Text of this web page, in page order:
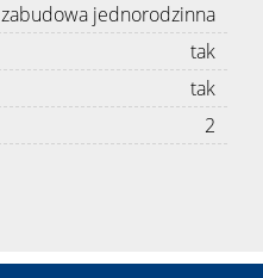
zabudowa jednorodzinna
tak
tak
2